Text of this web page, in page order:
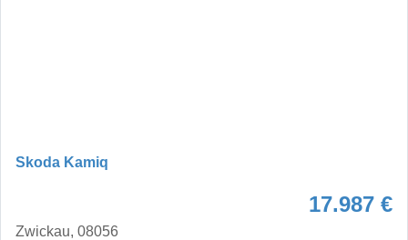
Skoda Kamiq
17.987 €
Zwickau, 08056